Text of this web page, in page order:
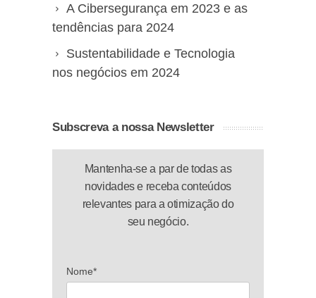
A Cibersegurança em 2023 e as
tendências para 2024
Sustentabilidade e Tecnologia
nos negócios em 2024
Subscreva a nossa Newsletter
Mantenha-se a par de todas as
novidades e receba conteúdos
relevantes para a otimização do
seu negócio.
Nome*